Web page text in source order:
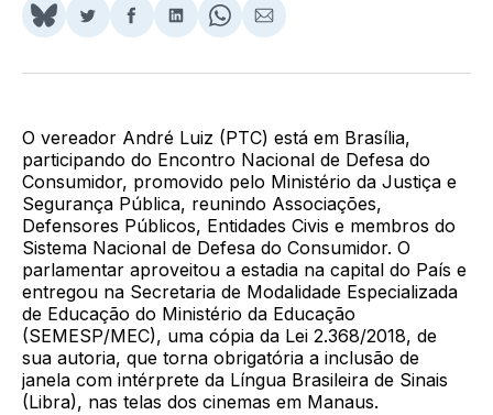
Share
BlueSky
Compartilhar
Twitter
Compartilhar
Facebook
Compartilhar
LinkedIn
Share
WhatsApp
Compartilhar
Email
O vereador André Luiz (PTC) está em Brasília,
participando do Encontro Nacional de Defesa do
Consumidor, promovido pelo Ministério da Justiça e
Segurança Pública, reunindo Associações,
Defensores Públicos, Entidades Civis e membros do
Sistema Nacional de Defesa do Consumidor. O
parlamentar aproveitou a estadia na capital do País e
entregou na Secretaria de Modalidade Especializada
de Educação do Ministério da Educação
(SEMESP/MEC), uma cópia da Lei 2.368/2018, de
sua autoria, que torna obrigatória a inclusão de
janela com intérprete da Língua Brasileira de Sinais
(Libra), nas telas dos cinemas em Manaus.